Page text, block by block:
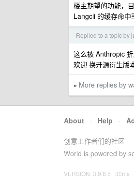
楼主期望的功能，
Langcli 的缓存命
Replied to a topic by
这么被 Anthropic 折
欢迎 换开源衍生版
» More replies by
About · Help ·
创意工作者们的社区
World is powered by
VERSION: 3.9.8.5 · 30ms ·